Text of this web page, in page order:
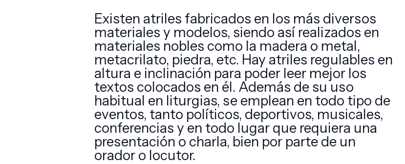
Existen atriles fabricados en los más diversos
materiales y modelos, siendo así realizados en
materiales nobles como la madera o metal,
metacrilato, piedra, etc. Hay atriles regulables en
altura e inclinación para poder leer mejor los
textos colocados en él. Además de su uso
habitual en liturgias, se emplean en todo tipo de
eventos, tanto políticos, deportivos, musicales,
conferencias y en todo lugar que requiera una
presentación o charla, bien por parte de un
orador o locutor.